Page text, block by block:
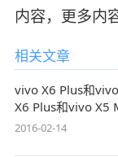
内容，更多内
相关文章
vivo X6 Plus和
X6 Plus和vivo X5
2016-02-14